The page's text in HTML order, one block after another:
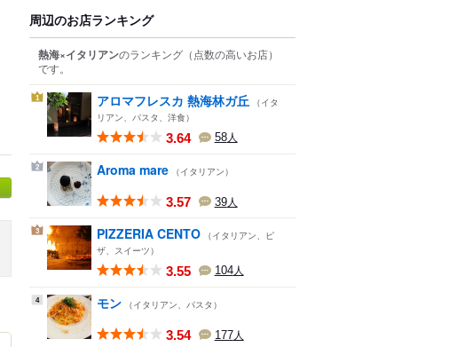
周辺のお店ランキング
熱海×イタリアンのランキング （点数の高いお店）
です。
1 アロマフレスカ 熱海林ガ丘 （イタ
リアン、パスタ、洋食）
3.64 58人
2 Aroma mare （イタリアン）
3.57 39人
3 PIZZERIA CENTO （イタリアン、ピ
ザ、スイーツ）
3.55 104人
4 モン （イタリアン、パスタ）
3.54 177人